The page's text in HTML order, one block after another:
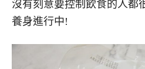
沒有刻意要控制飲食的人都
養身進行中!